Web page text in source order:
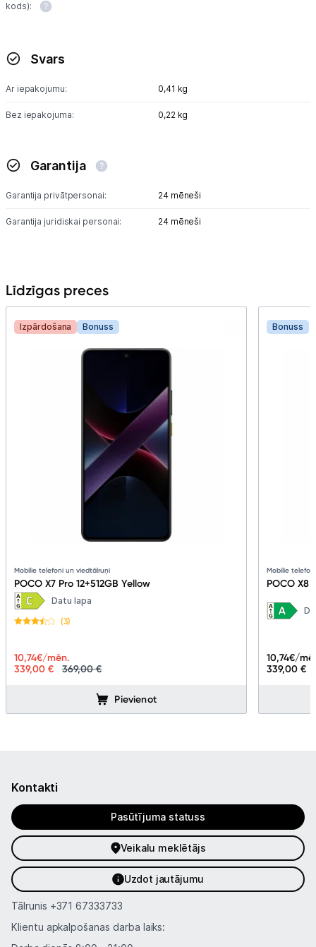
kods):
Svars
Ar iepakojumu: 0,41 kg
Bez iepakojuma: 0,22 kg
Garantija
Garantija privātpersonai: 24 mēneši
Garantija juridiskai personai: 24 mēneši
Līdzīgas preces
Izpārdošana Bonuss
Mobilie telefoni un viedtālruņi
POCO X7 Pro 12+512GB Yellow
Datu lapa
(3)
339,00 € 369,00 €
10,74€/mēn.
Pievienot
Bonuss
Mobilie
POCO X8
339,00 €
10,74€/
Kontakti
Pasūtījuma statuss
Veikalu meklētājs
Uzdot jautājumu
Tālrunis +371 67333733
Klientu apkalpošanas darba laiks: